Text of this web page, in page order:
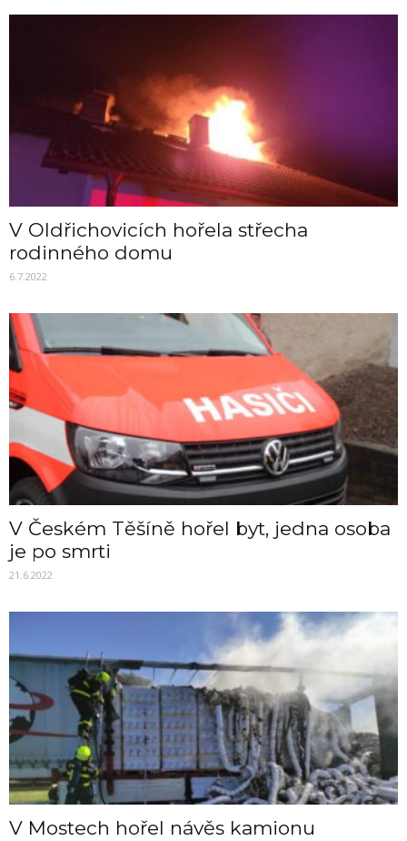
V Oldřichovicích hořela střecha
rodinného domu
6.7.2022
V Českém Těšíně hořel byt, jedna osoba
je po smrti
21.6.2022
V Mostech hořel návěs kamionu